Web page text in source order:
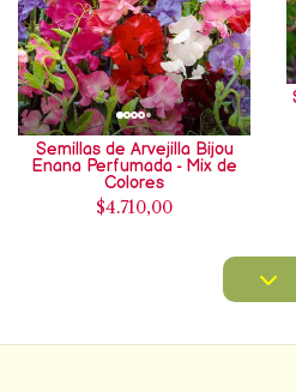
Semillas de Arvejilla Bijou
Enana Perfumada - Mix de
Colores
$4.710,00